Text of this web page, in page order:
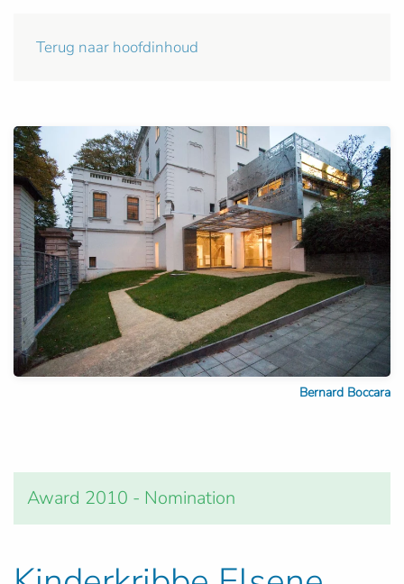
Terug naar hoofdinhoud
Bernard Boccara
Award 2010 - Nomination